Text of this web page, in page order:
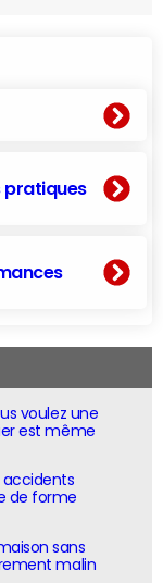
pratiques
voulez une
est même
accidents
de forme
sans
malin